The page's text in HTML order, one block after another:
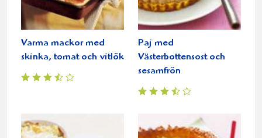
Varma mackor med
skinka, tomat och vitlök
Paj med
Västerbottensost och
sesamfrön